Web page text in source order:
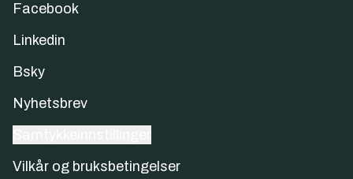
Facebook
Linkedin
Bsky
Nyhetsbrev
Vilkår og bruksbetingelser